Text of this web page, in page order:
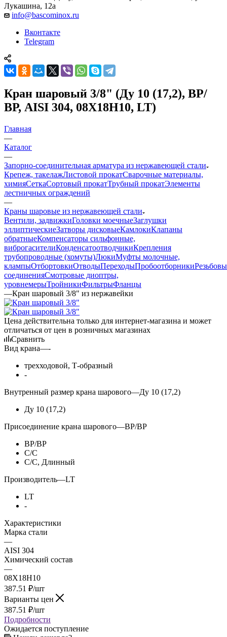
Лукашина, 12а
info@bascominox.ru
Вконтакте
Telegram
Кран шаровый 3/8" (Ду 10 (17,2), ВР/
ВР, AISI 304, 08Х18Н10, LT)
Главная
—
Каталог
—
Запорно-соединительная арматура из нержавеющей стали
Крепеж, такелажЛистовой прокатСварочные материалы,
химияСеткаСортовый прокатТрубный прокатЭлементы
лестничных ограждений
—
Краны шаровые из нержавеющей стали
Вентили, задвижкиГоловки моечныеЗаглушки
эллиптическиеЗатворы дисковыеКамлокиКлапаны
обратныеКомпенсаторы сильфонные,
виброгасителиКонденсатоотводчикиКрепления
трубопроводные (хомуты)ЛюкиМуфты молочные,
клампыОтбортовкиОтводыПереходыПробоотборники
соединенияСмотровые диоптры,
уровнемерыТройникиФильтрыФланцы
—Кран шаровый 3/8" из нержавейки
Цена действительна только для интернет-магазина и может
отличаться от цен в розничных магазинах
Сравнить
Вид крана—-
трехходовой, Т-образный
-
Внутренный размер крана шарового—Ду 10 (17,2)
Ду 10 (17,2)
Присоединение крана шарового—ВР/ВР
ВР/ВР
С/С
С/С, Длинный
Производитель—LT
LT
-
Характеристики
Марка стали
—
AISI 304
Химический состав
—
08Х18Н10
387.51 ₽/шт
Варианты цен
387.51 ₽/шт
Подробности
Ожидается поступление